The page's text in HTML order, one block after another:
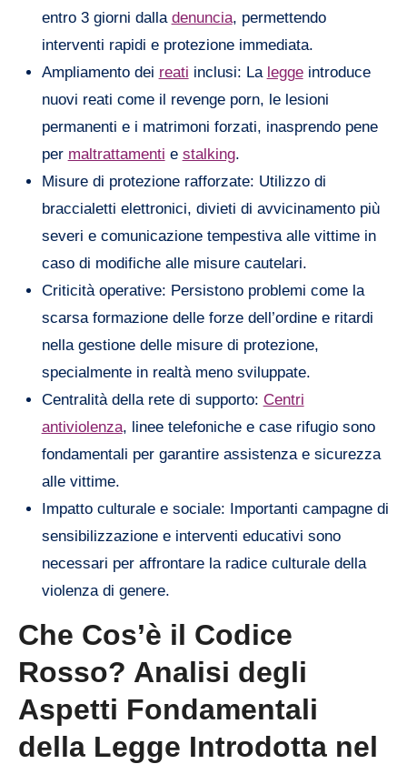
entro 3 giorni dalla denuncia, permettendo
interventi rapidi e protezione immediata.
Ampliamento dei reati inclusi: La leggeintroduce
nuovi reati come il revenge porn, le lesioni
permanenti e i matrimoni forzati, inasprendo pene
per maltrattamenti e stalking.
Misure di protezione rafforzate: Utilizzo di
braccialetti elettronici, divieti di avvicinamento più
severi e comunicazione tempestiva alle vittime in
caso di modifiche alle misure cautelari.
Criticità operative: Persistono problemi come la
scarsa formazione delle forze dell’ordine e ritardi
nella gestione delle misure di protezione,
specialmente in realtà meno sviluppate.
Centralità della rete di supporto: Centri
antiviolenza, linee telefoniche e case rifugio sono
fondamentali per garantire assistenza e sicurezza
alle vittime.
Impatto culturale e sociale: Importanti campagne di
sensibilizzazione e interventi educativi sono
necessari per affrontare la radice culturale della
violenza di genere.
Che Cos’è il Codice
Rosso? Analisi degli
Aspetti Fondamentali
della Legge Introdotta nel